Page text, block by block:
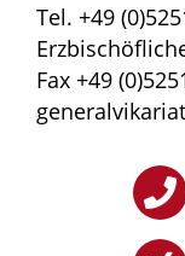
Tel. +49
Fax +49